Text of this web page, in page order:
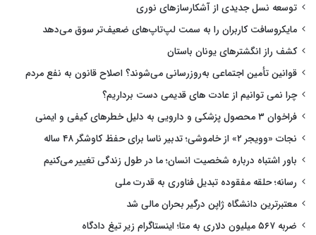
توسعه نسل جدیدی از آشکارسازهای نوری
مایکروسافت کاربران را به سمت لپ‌تاپ‌های ضعیف‌تر سوق می‌دهد
کشف راز انگشترهای یونان باستان
قوانین تأمین اجتماعی به‌روزرسانی می‌شوند؟ اصلاح قانون به نفع مردم
چرا نمی توانیم از عادت های قدیمی دست برداریم؟
فراخوان ۳ محصول پزشکی و دارویی به دلیل خطرهای کیفی و ایمنی
نجات «وویجر ۲» از خاموشی؛ تدبیر ناسا برای حفظ کاوشگر ۴۸ ساله
باور اشتباه درباره شخصیت انسان؛ ما در طول زندگی تغییر می‌کنیم
رسانه؛ حلقه مفقوده تبدیل فناوری به قدرت ملی
معتبرترین دانشگاه ژاپن درگیر بحران مالی شد
ضربه ۵۶۷ میلیون دلاری به متا؛ اینستاگرام زیر تیغ دادگاه